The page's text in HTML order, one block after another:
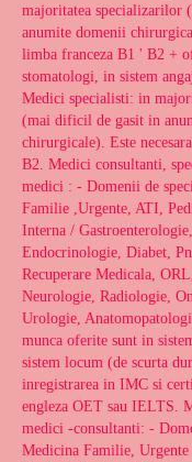
majoritatea specializarilor
anumite domenii
limba franceza B1 ' B2 +
stomatologi, in sistem
Medici specialisti: in
(mai dificil de gasit in
chirurgicale). Este
B2. Medici consultanti,
medici : - Domenii de
Familie ,Urgente, ATI,
Interna /
Endocrinologie, Diabet,
Recuperare Medicala,
Neurologie, Radiologie,
Urologie,
munca oferite sunt in
sistem locum (de scurta
inregistrarea in IMC si
engleza OET sau IELTS.
medici -consultanti: -
Medicina Familie, Urgente